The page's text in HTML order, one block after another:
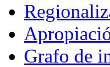
Grafo de